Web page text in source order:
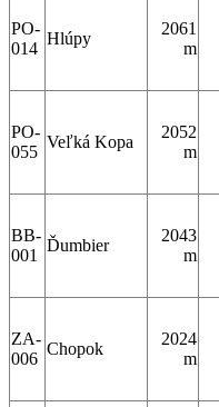
PO-
014
Hlúpy
2061
m
PO-
055
Veľká Kopa
2052
m
BB-
001
Ďumbier
2043
m
ZA-
006
Chopok
2024
m